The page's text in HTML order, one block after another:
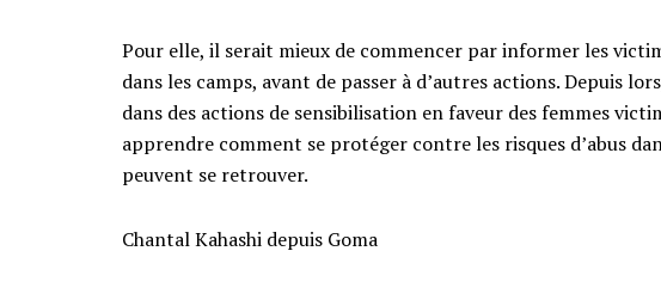
Pour elle, il serait mieux de commencer par informer les
dans les camps, avant de passer à d’autres actions. Depuis
dans des actions de sensibilisation en faveur des femmes
apprendre comment se protéger contre les risques d’abus
peuvent se retrouver.
Chantal Kahashi depuis Goma